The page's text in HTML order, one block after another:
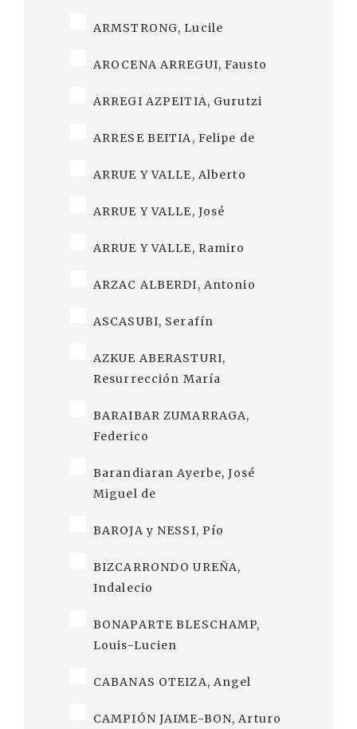
ARMSTRONG, Lucile
AROCENA ARREGUI, Fausto
ARREGI AZPEITIA, Gurutzi
ARRESE BEITIA, Felipe de
ARRUE Y VALLE, Alberto
ARRUE Y VALLE, José
ARRUE Y VALLE, Ramiro
ARZAC ALBERDI, Antonio
ASCASUBI, Serafín
AZKUE ABERASTURI,
Resurrección María
BARAIBAR ZUMARRAGA,
Federico
Barandiaran Ayerbe, José
Miguel de
BAROJA y NESSI, Pío
BIZCARRONDO UREÑA,
Indalecio
BONAPARTE BLESCHAMP,
Louis-Lucien
CABANAS OTEIZA, Angel
CAMPIÓN JAIME-BON, Arturo